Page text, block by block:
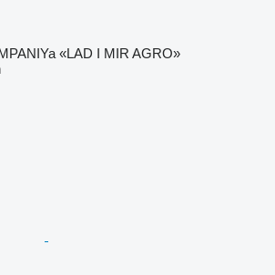
«LAD I MIR AGRO»